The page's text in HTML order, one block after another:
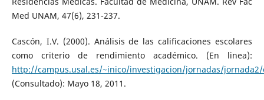
Med UNAM, 47(6), 231-237.
Cascón, I.V. (2000). Análisis de las calificaciones escolares
como criterio de rendimiento académico. (En linea):
http://campus.usal.es/~inico/investigacion/jornadas/
(Consultado): Mayo 18, 2011.